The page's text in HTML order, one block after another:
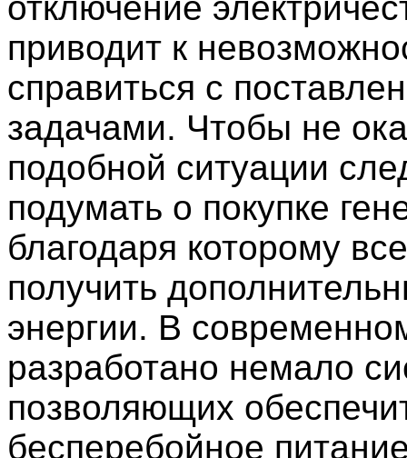
приводит к
справиться с
задачами. Чтобы не
подобной ситуации
подумать о покупке
благодаря которому
получить
энергии. В
разработано немало
позволяющих
бесперебойное